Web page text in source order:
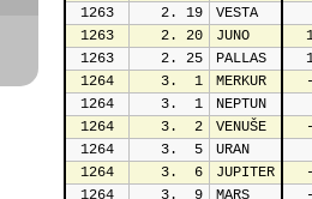
1263
   2. 19
VESTA
1263
   2. 20
JUNO
1263
   2. 25
PALLAS
1264
   3.  1
MERKUR
1264
   3.  1
NEPTUN
1264
   3.  2
VENUŠE
1264
   3.  5
URAN
1264
   3.  6
JUPITER
1264
   3.  9
MARS